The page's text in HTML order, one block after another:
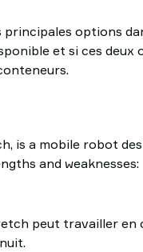
principales options
et si ces
is a mobile robot
and weaknesses:
peut travailler en